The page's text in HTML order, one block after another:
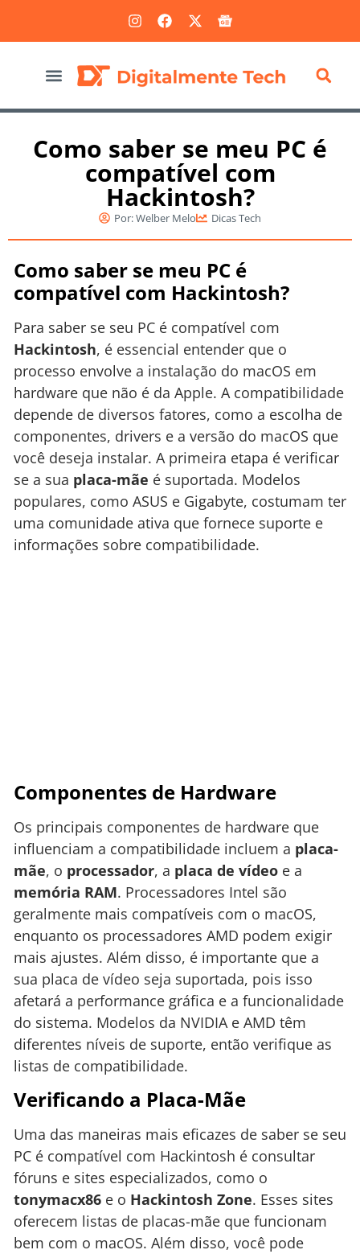
Como saber se meu PC é
compatível com
Hackintosh?
Por:Welber Melo Dicas Tech
Como saber se meu PC é
compatível com Hackintosh?
Para saber se seu PC é compatível com
Hackintosh, é essencial entender que o
processo envolve a instalação do macOS em
hardware que não é da Apple. A compatibilidade
depende de diversos fatores, como a escolha de
componentes, drivers e a versão do macOS que
você deseja instalar. A primeira etapa é verificar
se a sua placa-mãe é suportada. Modelos
populares, como ASUS e Gigabyte, costumam ter
uma comunidade ativa que fornece suporte e
informações sobre compatibilidade.
Componentes de Hardware
Os principais componentes de hardware que
influenciam a compatibilidade incluem a placa-
mãe, o processador, a placa de vídeo e a
memória RAM. Processadores Intel são
geralmente mais compatíveis com o macOS,
enquanto os processadores AMD podem exigir
mais ajustes. Além disso, é importante que a
sua placa de vídeo seja suportada, pois isso
afetará a performance gráfica e a funcionalidade
do sistema. Modelos da NVIDIA e AMD têm
diferentes níveis de suporte, então verifique as
listas de compatibilidade.
Verificando a Placa-Mãe
Uma das maneiras mais eficazes de saber se seu
PC é compatível com Hackintosh é consultar
fóruns e sites especializados, como o
tonymacx86 e o Hackintosh Zone. Esses sites
oferecem listas de placas-mãe que funcionam
bem com o macOS. Além disso, você pode